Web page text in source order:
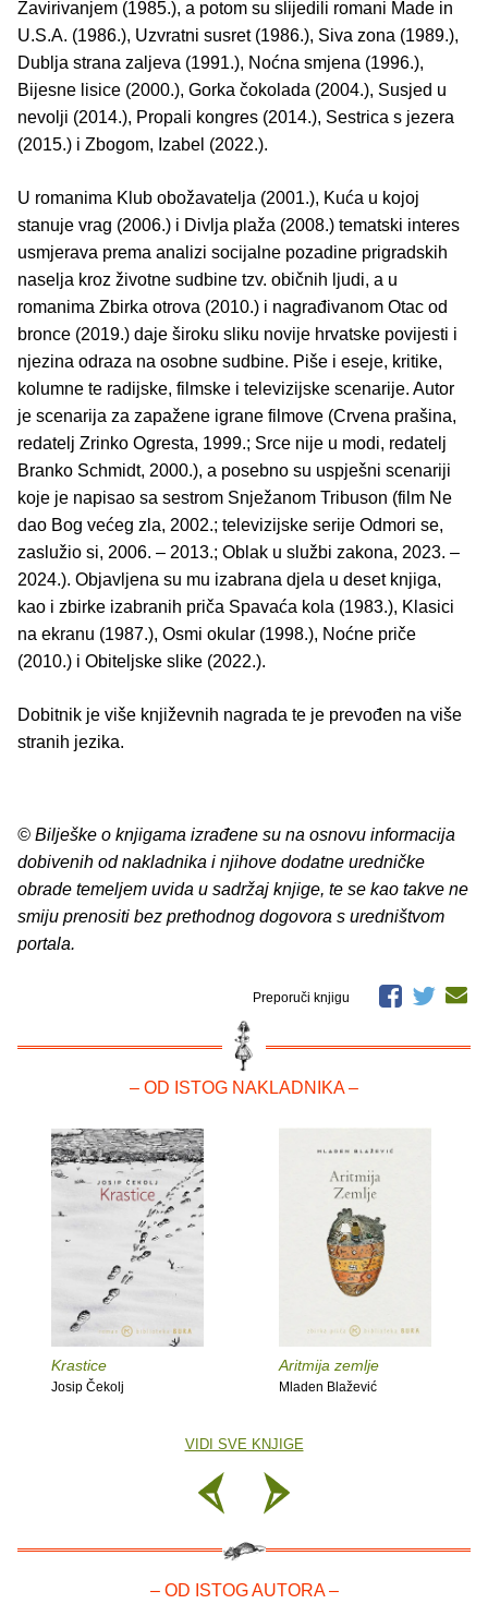
Zavirivanjem (1985.), a potom su slijedili romani Made in
U.S.A. (1986.), Uzvratni susret (1986.), Siva zona (1989.),
Dublja strana zaljeva (1991.), Noćna smjena (1996.),
Bijesne lisice (2000.), Gorka čokolada (2004.), Susjed u
nevolji (2014.), Propali kongres (2014.), Sestrica s jezera
(2015.) i Zbogom, Izabel (2022.).
U romanima Klub obožavatelja (2001.), Kuća u kojoj
stanuje vrag (2006.) i Divlja plaža (2008.) tematski interes
usmjerava prema analizi socijalne pozadine prigradskih
naselja kroz životne sudbine tzv. običnih ljudi, a u
romanima Zbirka otrova (2010.) i nagrađivanom Otac od
bronce (2019.) daje široku sliku novije hrvatske povijesti i
njezina odraza na osobne sudbine. Piše i eseje, kritike,
kolumne te radijske, filmske i televizijske scenarije. Autor
je scenarija za zapažene igrane filmove (Crvena prašina,
redatelj Zrinko Ogresta, 1999.; Srce nije u modi, redatelj
Branko Schmidt, 2000.), a posebno su uspješni scenariji
koje je napisao sa sestrom Snježanom Tribuson (film Ne
dao Bog većeg zla, 2002.; televizijske serije Odmori se,
zaslužio si, 2006. – 2013.; Oblak u službi zakona, 2023. –
2024.). Objavljena su mu izabrana djela u deset knjiga,
kao i zbirke izabranih priča Spavaća kola (1983.), Klasici
na ekranu (1987.), Osmi okular (1998.), Noćne priče
(2010.) i Obiteljske slike (2022.).
Dobitnik je više književnih nagrada te je prevođen na više
stranih jezika.
© Bilješke o knjigama izrađene su na osnovu informacija
dobivenih od nakladnika i njihove dodatne uredničke
obrade temeljem uvida u sadržaj knjige, te se kao takve ne
smiju prenositi bez prethodnog dogovora s uredništvom
portala.
Preporuči knjigu
– OD ISTOG NAKLADNIKA –
Krastice
Josip Čekolj
Aritmija zemlje
Mladen Blažević
VIDI SVE KNJIGE
– OD ISTOG AUTORA –